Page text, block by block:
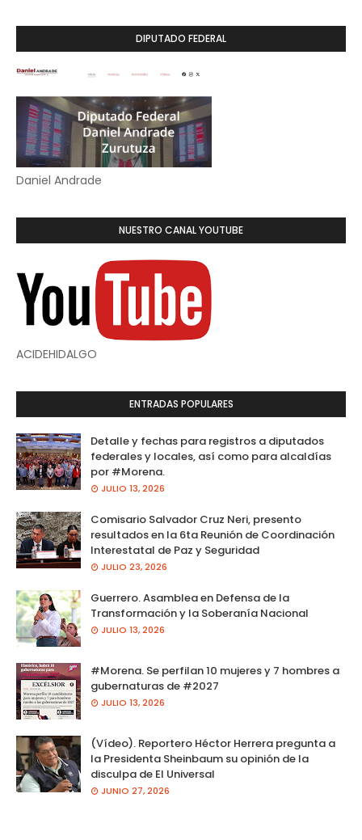
DIPUTADO FEDERAL
Daniel Andrade
NUESTRO CANAL YOUTUBE
ACIDEHIDALGO
ENTRADAS POPULARES
Detalle y fechas para registros a diputados
federales y locales, así como para alcaldías
por #Morena.
JULIO 13, 2026
Comisario Salvador Cruz Neri, presento
resultados en la 6ta Reunión de Coordinación
Interestatal de Paz y Seguridad
JULIO 23, 2026
Guerrero. Asamblea en Defensa de la
Transformación y la Soberanía Nacional
JULIO 13, 2026
#Morena. Se perfilan 10 mujeres y 7 hombres a
gubernaturas de #2027
JULIO 13, 2026
(Vídeo). Reportero Héctor Herrera pregunta a
la Presidenta Sheinbaum su opinión de la
disculpa de El Universal
JUNIO 27, 2026